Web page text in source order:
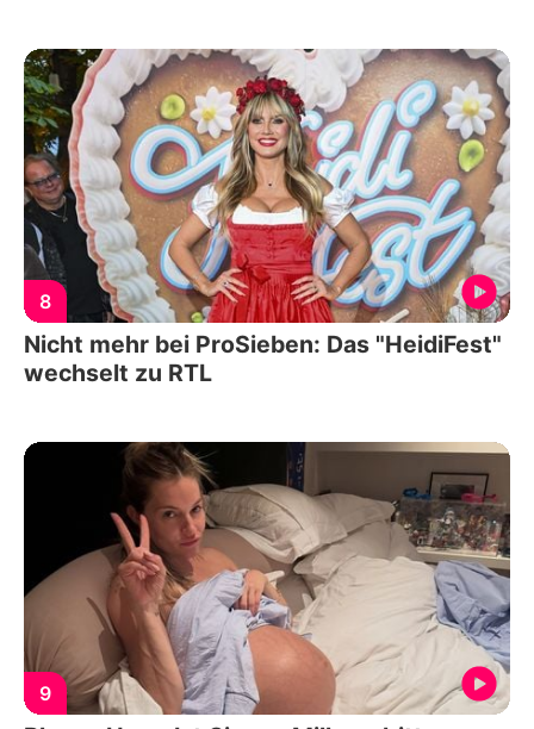
8
Nicht mehr bei ProSieben: Das "HeidiFest"
wechselt zu RTL
9